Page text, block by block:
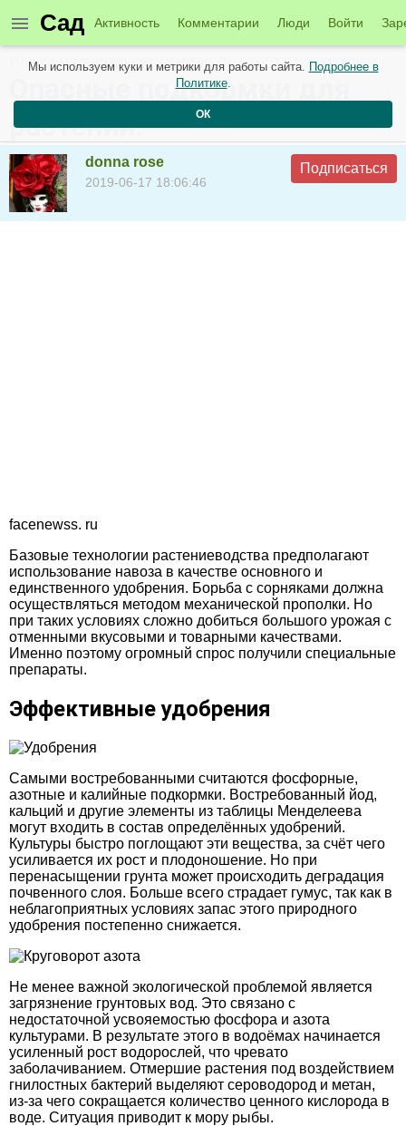
Сад Активность Комментарии Люди Войти
Новые материалы от 18 июня
Опасные подкормки для
растений.
donna rose
2019-06-17 18:06:46
Подписаться
facenewss. ru
Базовые технологии растениеводства предполагают
использование навоза в качестве основного и
единственного удобрения. Борьба с сорняками должна
осуществляться методом механической прополки. Но
при таких условиях сложно добиться большого урожая с
отменными вкусовыми и товарными качествами.
Именно поэтому огромный спрос получили специальные
препараты.
Эффективные удобрения
Самыми востребованными считаются фосфорные,
азотные и калийные подкормки. Востребованный йод,
кальций и другие элементы из таблицы Менделеева
могут входить в состав определённых удобрений.
Культуры быстро поглощают эти вещества, за счёт чего
усиливается их рост и плодоношение. Но при
перенасыщении грунта может происходить деградация
почвенного слоя. Больше всего страдает гумус, так как в
неблагоприятных условиях запас этого природного
удобрения постепенно снижается.
Не менее важной экологической проблемой является
загрязнение грунтовых вод. Это связано с
недостаточной усвояемостью фосфора и азота
культурами. В результате этого в водоёмах начинается
усиленный рост водорослей, что чревато
заболачиванием. Отмершие растения под воздействием
гнилостных бактерий выделяют сероводород и метан,
из-за чего сокращается количество ценного кислорода в
воде. Ситуация приводит к мору рыбы.
Мы используем куки и метрики для работы сайта. Подробнее в
Политике.
ОК